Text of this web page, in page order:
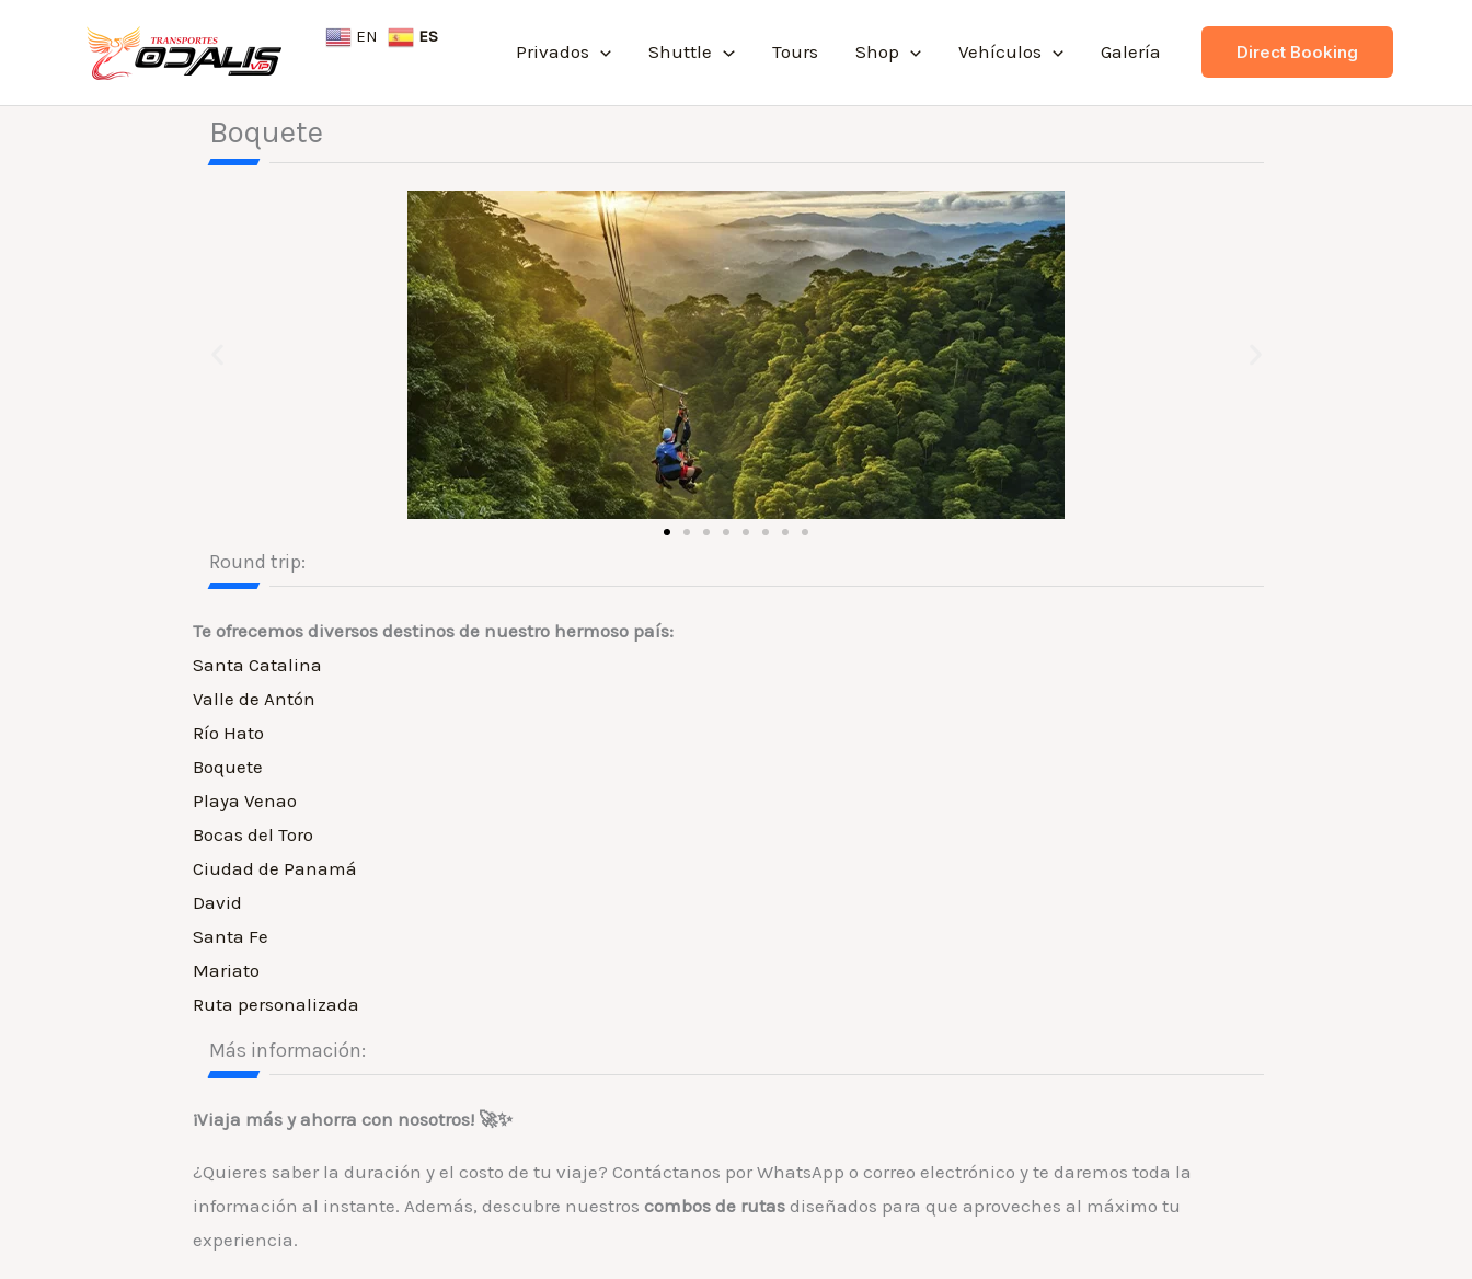
EN ES
Privados Shuttle Tours Shop Vehículos Galería Direct Booking
Boquete
Round trip:
Te ofrecemos diversos destinos de nuestro hermoso país:
Santa Catalina
Valle de Antón
Río Hato
Boquete
Playa Venao
Bocas del Toro
Ciudad de Panamá
David
Santa Fe
Mariato
Ruta personalizada
Más información:
¡Viaja más y ahorra con nosotros! 🚀✨
¿Quieres saber la duración y el costo de tu viaje? Contáctanos por WhatsApp o correo electrónico y te daremos toda la
información al instante. Además, descubre nuestros combos de rutasdiseñados para que aproveches al máximo tu
experiencia.